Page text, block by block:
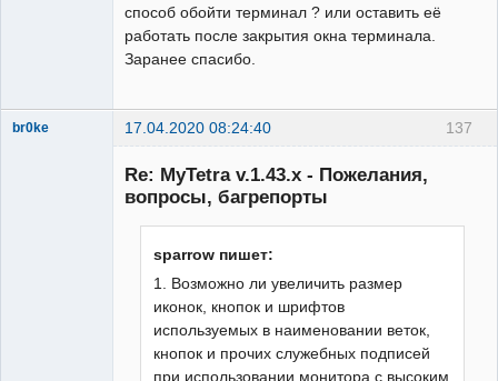
способ обойти терминал ? или оставить её
работать после закрытия окна терминала.
Заранее спасибо.
137
br0ke 17.04.2020 08:24:40
Re: MyTetra v.1.43.x - Пожелания,
вопросы, багрепорты
sparrow пишет:
1. Возможно ли увеличить размер
иконок, кнопок и шрифтов
используемых в наименовании веток,
кнопок и прочих служебных подписей
при использовании монитора с высоким